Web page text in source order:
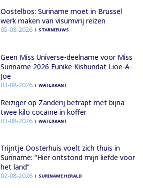
Oostelbos: Suriname moet in Brussel
werk maken van visumvrij reizen
05-08-2026 STARNIEUWS
Geen Miss Universe-deelname voor Miss
Suriname 2026 Eunike Kishundat Lioe-A-
Joe
03-08-2026 WATERKANT
Reiziger op Zanderij betrapt met bijna
twee kilo cocaïne in koffer
03-08-2026 WATERKANT
Trijntje Oosterhuis voelt zich thuis in
Suriname: “Hier ontstond mijn liefde voor
het land”
02-08-2026 SURINAME HERALD